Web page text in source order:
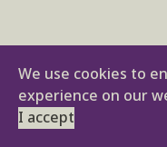
We use cookies to
experience on our
I accept